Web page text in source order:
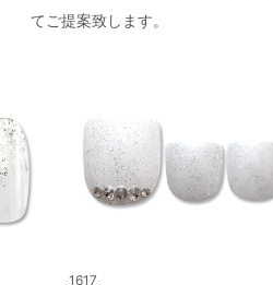
てご提案致します。
1617